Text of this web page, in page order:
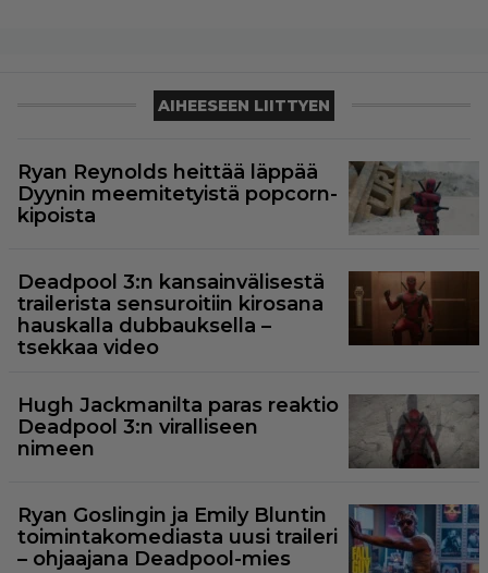
AIHEESEEN LIITTYEN
Ryan Reynolds heittää läppää
Dyynin meemitetyistä popcorn-
kipoista
Deadpool 3:n kansainvälisestä
trailerista sensuroitiin kirosana
hauskalla dubbauksella –
tsekkaa video
Hugh Jackmanilta paras reaktio
Deadpool 3:n viralliseen
nimeen
Ryan Goslingin ja Emily Bluntin
toimintakomediasta uusi traileri
– ohjaajana Deadpool-mies